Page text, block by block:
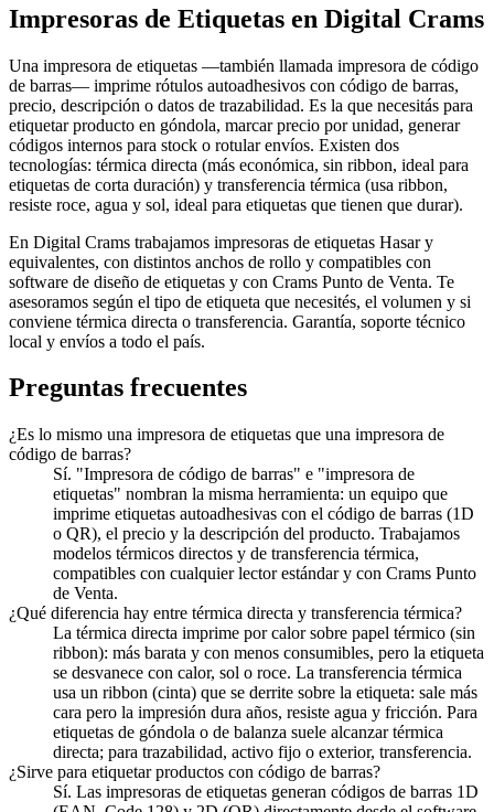
Impresoras de Etiquetas en Digital Crams
Una impresora de etiquetas —también llamada impresora de código
de barras— imprime rótulos autoadhesivos con código de barras,
precio, descripción o datos de trazabilidad. Es la que necesitás para
etiquetar producto en góndola, marcar precio por unidad, generar
códigos internos para stock o rotular envíos. Existen dos
tecnologías: térmica directa (más económica, sin ribbon, ideal para
etiquetas de corta duración) y transferencia térmica (usa ribbon,
resiste roce, agua y sol, ideal para etiquetas que tienen que durar).
En Digital Crams trabajamos impresoras de etiquetas Hasar y
equivalentes, con distintos anchos de rollo y compatibles con
software de diseño de etiquetas y con Crams Punto de Venta. Te
asesoramos según el tipo de etiqueta que necesités, el volumen y si
conviene térmica directa o transferencia. Garantía, soporte técnico
local y envíos a todo el país.
Preguntas frecuentes
¿Es lo mismo una impresora de etiquetas que una impresora de
código de barras?
Sí. "Impresora de código de barras" e "impresora de
etiquetas" nombran la misma herramienta: un equipo que
imprime etiquetas autoadhesivas con el código de barras (1D
o QR), el precio y la descripción del producto. Trabajamos
modelos térmicos directos y de transferencia térmica,
compatibles con cualquier lector estándar y con Crams Punto
de Venta.
¿Qué diferencia hay entre térmica directa y transferencia térmica?
La térmica directa imprime por calor sobre papel térmico (sin
ribbon): más barata y con menos consumibles, pero la etiqueta
se desvanece con calor, sol o roce. La transferencia térmica
usa un ribbon (cinta) que se derrite sobre la etiqueta: sale más
cara pero la impresión dura años, resiste agua y fricción. Para
etiquetas de góndola o de balanza suele alcanzar térmica
directa; para trazabilidad, activo fijo o exterior, transferencia.
¿Sirve para etiquetar productos con código de barras?
Sí. Las impresoras de etiquetas generan códigos de barras 1D